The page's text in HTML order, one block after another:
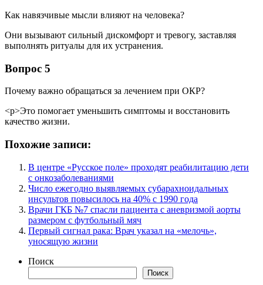
Как навязчивые мысли влияют на человека?
Они вызывают сильный дискомфорт и тревогу, заставляя
выполнять ритуалы для их устранения.
Вопрос 5
Почему важно обращаться за лечением при ОКР?
<р>Это помогает уменьшить симптомы и восстановить
качество жизни.
Похожие записи:
В центре «Русское поле» проходят реабилитацию дети
с онкозаболеваниями
Число ежегодно выявляемых субарахноидальных
инсультов повысилось на 40% с 1990 года
Врачи ГКБ №7 спасли пациента с аневризмой аорты
размером с футбольный мяч
Первый сигнал рака: Врач указал на «мелочь»,
уносящую жизни
Поиск
Поиск